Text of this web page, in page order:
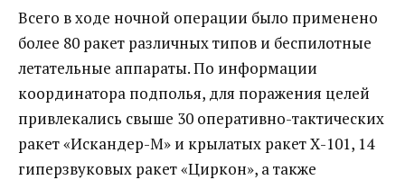
Всего в ходе ночной операции было применено
более 80 ракет различных типов и беспилотные
летательные аппараты. По информации
координатора подполья, для поражения целей
привлекались свыше 30 оперативно-тактических
ракет «Искандер-М» и крылатых ракет Х-101, 14
гиперзвуковых ракет «Циркон», а также